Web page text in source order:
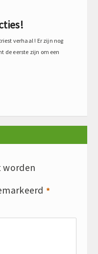
verhaal ! Er zijn nog
de eerste zijn om een
worden
*